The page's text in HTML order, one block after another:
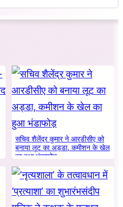
सचिव शैलेंद्र कुमार ने आरडीसीए को
बनाया लूट का अड्डा, कमीशन के खेल
का हुआ भंडाफोड़